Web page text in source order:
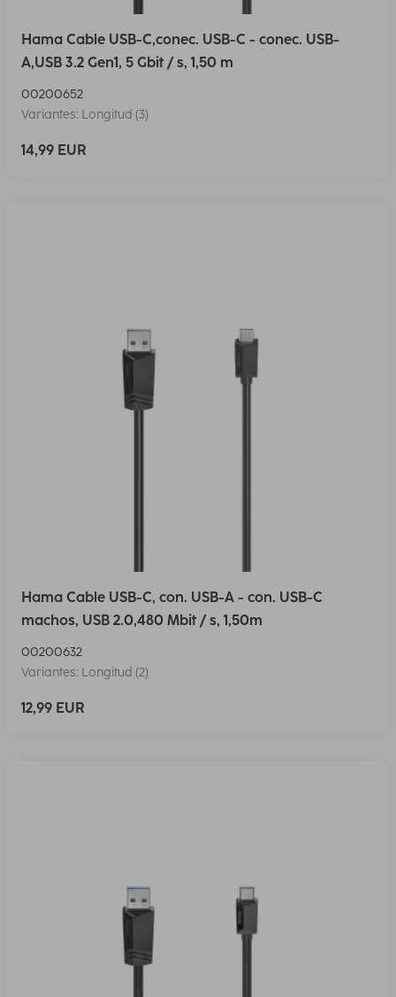
Hama Cable USB-C,conec. USB-C - conec. USB-
A,USB 3.2 Gen1, 5 Gbit / s, 1,50 m
00200652
Variantes: Longitud (3)
14,99 EUR
Hama Cable USB-C, con. USB-A - con. USB-C
machos, USB 2.0,480 Mbit / s, 1,50m
00200632
Variantes: Longitud (2)
12,99 EUR